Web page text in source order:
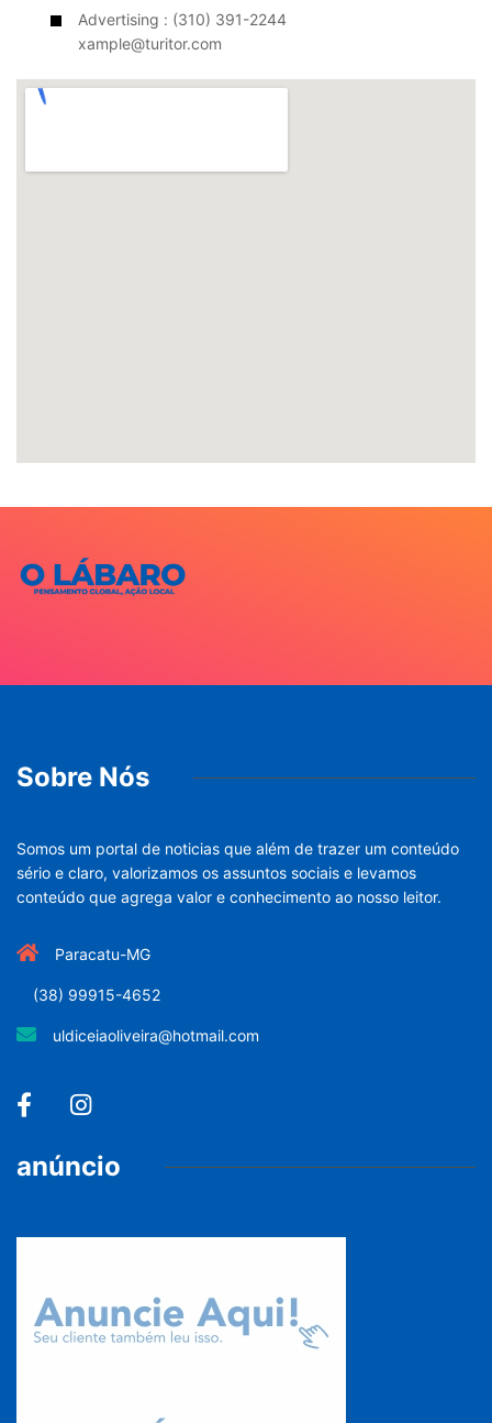
Advertising : (310) 391-2244
xample@turitor.com
Sobre Nós
Somos um portal de noticias que além de trazer um conteúdo
sério e claro, valorizamos os assuntos sociais e levamos
conteúdo que agrega valor e conhecimento ao nosso leitor.
Paracatu-MG
(38) 99915-4652
uldiceiaoliveira@hotmail.com
anúncio